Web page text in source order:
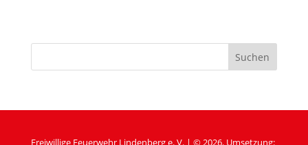
Freiwillige Feuerwehr Lindenberg e. V. | © 2026. Umsetzung: